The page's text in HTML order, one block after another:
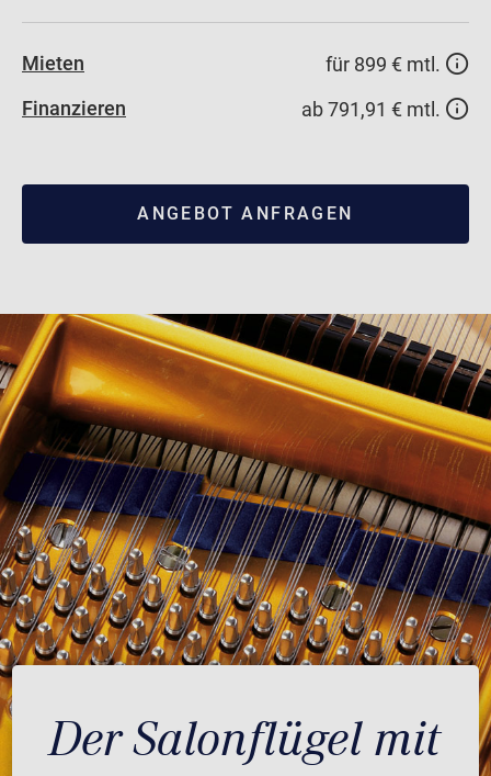
Mieten
für 899 € mtl.
Finanzieren
ab 791,91 € mtl.
ANGEBOT ANFRAGEN
Der Salonflügel mit